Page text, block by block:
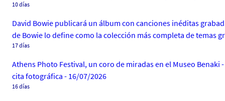
10 días
David Bowie publicará un álbum con canciones inéditas
de Bowie lo define como la colección más completa de temas
17 días
Athens Photo Festival, un coro de miradas en el Museo
cita fotográfica - 16/07/2026
16 días